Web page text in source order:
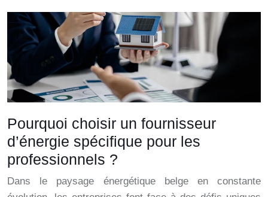
Pourquoi choisir un fournisseur
d’énergie spécifique pour les
professionnels ?
Dans le paysage énergétique belge en constante